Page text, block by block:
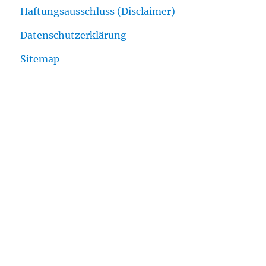
Haftungsausschluss (Disclaimer)
Datenschutzerklärung
Sitemap